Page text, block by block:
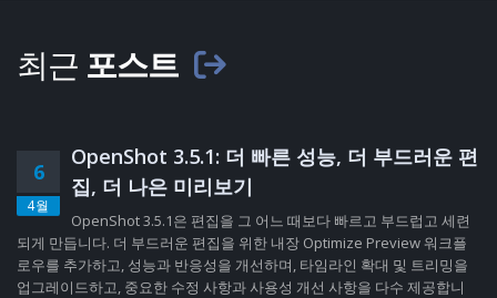
최근 포스트
6
4월
OpenShot 3.5.1: 더 빠른 성능, 더 부드러운 편
집, 더 나은 미리보기
OpenShot 3.5.1은 편집을 그 어느 때보다 빠르고 부드럽고 세련
되게 만듭니다. 더 부드러운 편집을 위한 내장 Optimize Preview 워크플
로우를 추가하고, 성능과 반응성을 개선하며, 타임라인 확대 및 트리밍을
업그레이드하고, 중요한 수정 사항과 사용성 개선 사항을 다수 제공합니